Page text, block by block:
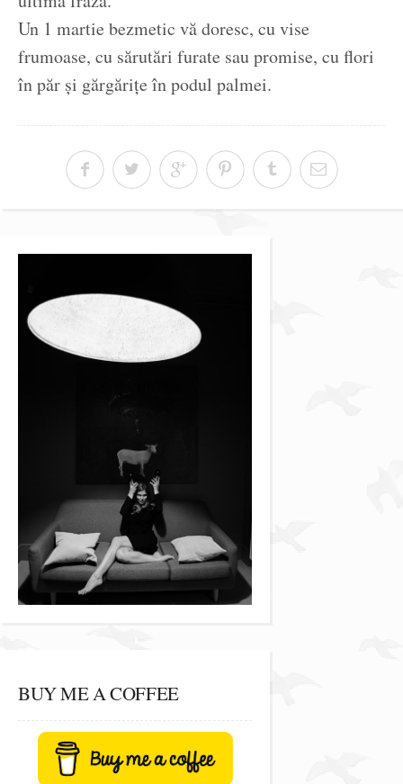
Un 1 martie bezmetic vă doresc, cu vise
frumoase, cu sărutări furate sau promise, cu flori
în păr și gărgărițe în podul palmei.
BUY ME A COFFEE